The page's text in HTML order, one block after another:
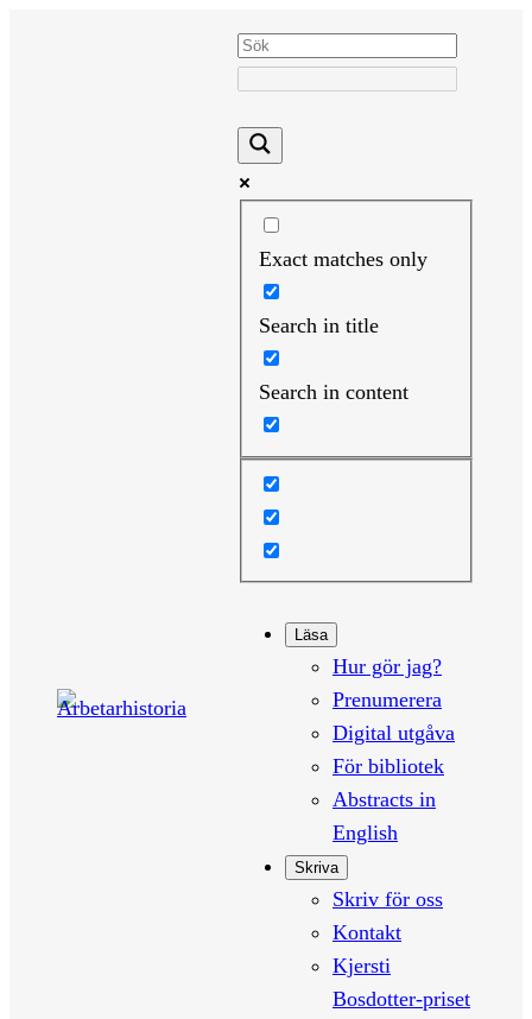
Exact matches only
Search in title
Search in content
Läsa
Hur gör jag?
Prenumerera
Digital utgåva
För bibliotek
Abstracts in
English
Skriva
Skriv för oss
Kontakt
Kjersti
Bosdotter-priset